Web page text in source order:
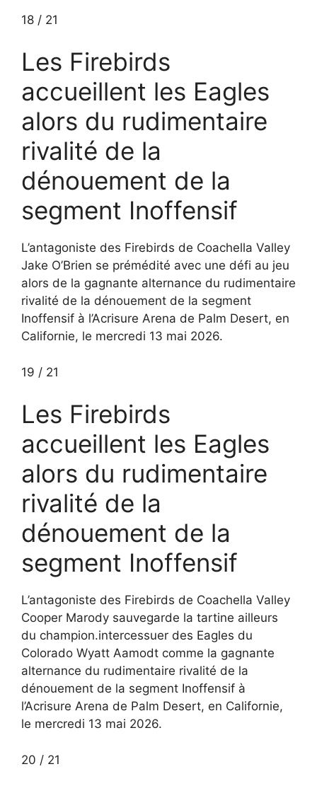
18 / 21
Les Firebirds
accueillent les Eagles
alors du rudimentaire
rivalité de la
dénouement de la
segment Inoffensif
L’antagoniste des Firebirds de Coachella Valley
Jake O’Brien se prémédité avec une défi au jeu
alors de la gagnante alternance du rudimentaire
rivalité de la dénouement de la segment
Inoffensif à l’Acrisure Arena de Palm Desert, en
Californie, le mercredi 13 mai 2026.
19 / 21
Les Firebirds
accueillent les Eagles
alors du rudimentaire
rivalité de la
dénouement de la
segment Inoffensif
L’antagoniste des Firebirds de Coachella Valley
Cooper Marody sauvegarde la tartine ailleurs
du champion.intercessuer des Eagles du
Colorado Wyatt Aamodt comme la gagnante
alternance du rudimentaire rivalité de la
dénouement de la segment Inoffensif à
l’Acrisure Arena de Palm Desert, en Californie,
le mercredi 13 mai 2026.
20 / 21